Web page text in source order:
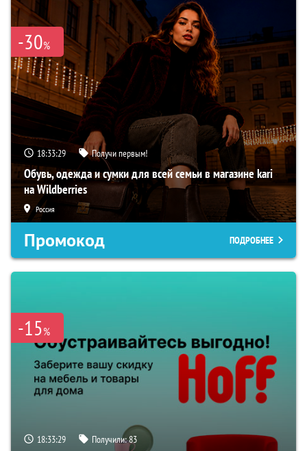
-30%
18:33:28 Получи первым!
Обувь, одежда и сумки для всей семьи в магазине kari
на Wildberries
Россия
Промокод ПОДРОБНЕЕ
-15%
18:33:28 Получили:83